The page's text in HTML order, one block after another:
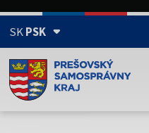
SKPSK
Doména psk.sk je oficiálna
Toto je oficiálna webová